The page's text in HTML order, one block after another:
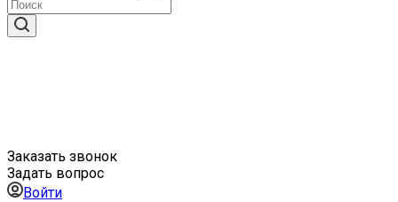
Заказать звонок
Задать вопрос
Войти